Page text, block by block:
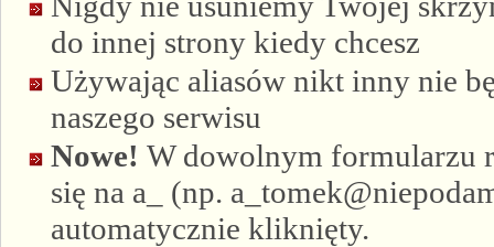
do innej strony kiedy chcesz
Używając aliasów nikt inny nie
naszego serwisu
Nowe! W dowolnym formularzu
się na a_ (np.
automatycznie kliknięty.